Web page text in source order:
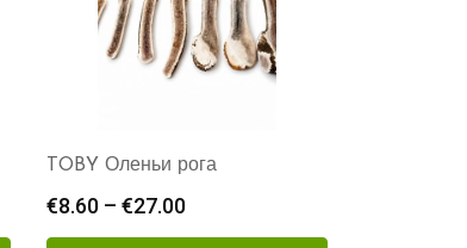
TOBY Оленьи рога
€8.60 – €27.00Диапазон
цен: